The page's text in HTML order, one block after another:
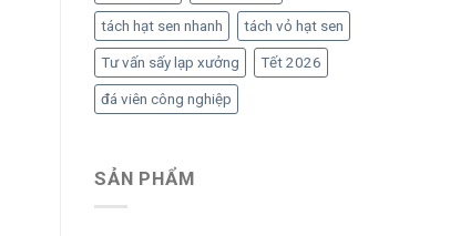
tách hạt sen nhanh tách vỏ hạt sen
Tư vấn sấy lạp xưởng Tết 2026
đá viên công nghiệp
SẢN PHẨM